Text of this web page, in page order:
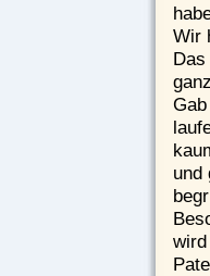
Wir
und